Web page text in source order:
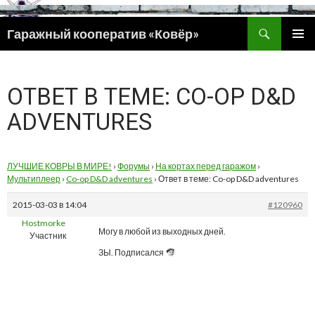
Гаражный кооператив «Ковёр»
ПЕРЕЙТИ
ОТВЕТ В ТЕМЕ: CO-OP D&D
ADVENTURES
ЛУЧШИЕ КОВРЫ В МИРЕ! › Форумы › На кортах перед гаражом ›
Мультиплеер › Co-op D&D adventures › Ответ в теме: Co-op D&D adventures
2015-03-03 в 14:04
#120960
Hostmorke
Участник
Могу в любой из выходных дней.
ЗЫ. Подписался